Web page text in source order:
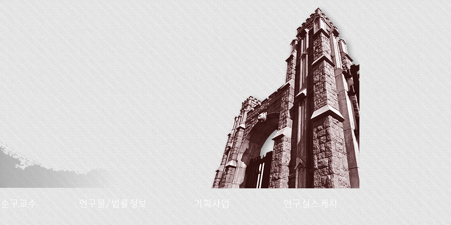
구교수 연구물/법률정보 기획사업 연구실스케치